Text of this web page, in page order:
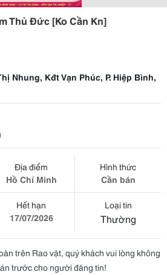
Thủ Đức [Ko Cần Kn]
Nhung, Kđt Vạn Phúc, P. Hiệp Bình,
Địa điểm
Hồ Chí Minh
Hình thức
Cần bán
Hết hạn
17/07/2026
Loại tin
Thường
trên Rao vặt, quý khách vui lòng không
trước cho người đăng tin!